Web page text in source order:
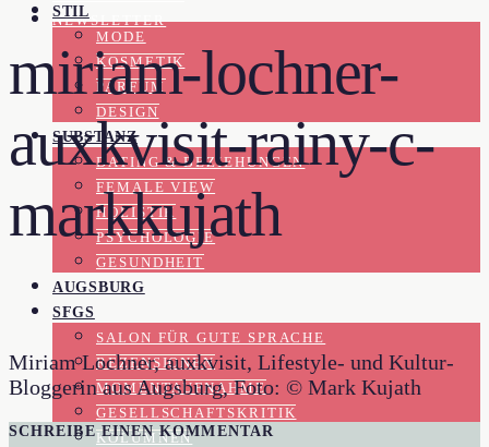
NEWSLETTER
STIL
MODE
KOSMETIK
PARFUM
DESIGN
SUBSTANZ
DATING & BEZIEHUNGEN
FEMALE VIEW
HOLISTIK
PSYCHOLOGIE
GESUNDHEIT
AUGSBURG
SFGS
SALON FÜR GUTE SPRACHE
REZENSIONEN
MOMENTAUFNAHME
GESELLSCHAFTSKRITIK
KOLUMNEN
miriam-lochner-
auxkvisit-rainy-c-
markkujath
Miriam Lochner, auxkvisit, Lifestyle- und Kultur-
Bloggerin aus Augsburg, Foto: © Mark Kujath
SCHREIBE EINEN KOMMENTAR